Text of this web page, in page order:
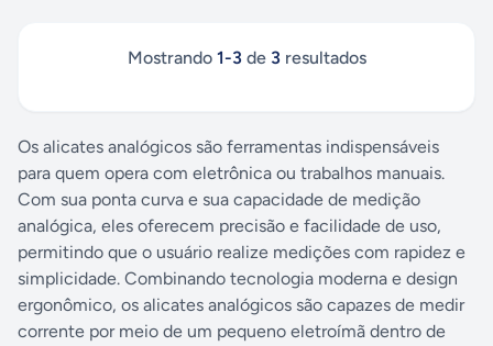
Mostrando 1-3 de 3 resultados
Os alicates analógicos são ferramentas indispensáveis
para quem opera com eletrônica ou trabalhos manuais.
Com sua ponta curva e sua capacidade de medição
analógica, eles oferecem precisão e facilidade de uso,
permitindo que o usuário realize medições com rapidez e
simplicidade. Combinando tecnologia moderna e design
ergonômico, os alicates analógicos são capazes de medir
corrente por meio de um pequeno eletroímã dentro de